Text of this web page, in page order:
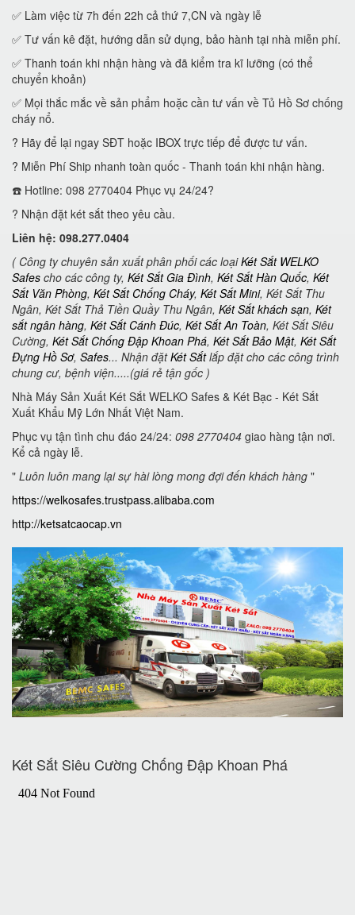
✅ Làm việc từ 7h đến 22h cả thứ 7,CN và ngày lễ
✅ Tư vấn kê đặt, hướng dẫn sử dụng, bảo hành tại nhà miễn phí.
✅ Thanh toán khi nhận hàng và đã kiểm tra kĩ lưỡng (có thể
chuyển khoản)
✅ Mọi thắc mắc về sản phẩm hoặc cần tư vấn về Tủ Hồ Sơ chống
cháy nổ.
? Hãy để lại ngay SĐT hoặc IBOX trực tiếp để được tư vấn.
? Miễn Phí Ship nhanh toàn quốc - Thanh toán khi nhận hàng.
☎️ Hotline: 098 2770404 Phục vụ 24/24?
? Nhận đặt két sắt theo yêu cầu.
Liên hệ: 098.277.0404
( Công ty chuyên sản xuất phân phối các loạiKét Sắt WELKO
Safes cho các công ty, Két Sắt Gia Đình, Két Sắt Hàn Quốc, Két
Sắt Văn Phòng, Két Sắt Chống Cháy, Két Sắt Mini, Két Sắt Thu
Ngân, Két Sắt Thả Tiền Quầy Thu Ngân, Két Sắt khách sạn, Két
sắt ngân hàng, Két Sắt Cánh Đúc, Két Sắt An Toàn, Két Sắt Siêu
Cường, Két Sắt Chống Đập Khoan Phá, Két Sắt Bảo Mật, Két Sắt
Đựng Hồ Sơ, Safes... Nhận đặtKét Sắtlắp đặt cho các công trình
chung cư, bệnh viện.....(giá rẻ tận gốc )
Nhà Máy Sản Xuất Két Sắt WELKO Safes & Két Bạc - Két Sắt
Xuất Khẩu Mỹ Lớn Nhất Việt Nam.
Phục vụ tận tình chu đáo 24/24: 098 2770404 giao hàng tận nơi.
Kể cả ngày lễ.
" Luôn luôn mang lại sự hài lòng mong đợi đến khách hàng "
https://welkosafes.trustpass.alibaba.com
http://ketsatcaocap.vn
Két Sắt Siêu Cường Chống Đập Khoan Phá